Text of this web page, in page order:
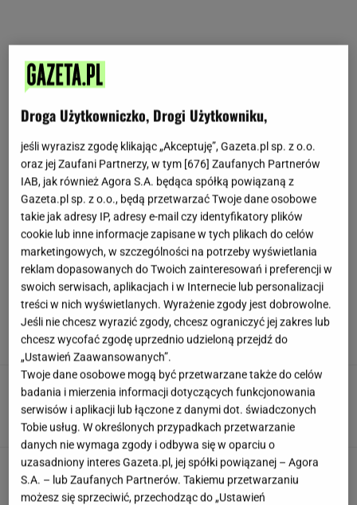
Syn Stanisława Soyki o ostatnich chwilach
ojca. "Nie było z nim nikogo"
Polka przestrzegano, by nie mówił o chorobie.
"Jestem po przeszczepie"
Wybraliśmy kadry z 15 polskich filmów.
Rozpoznasz tytuły tych produkcji?
Droga Użytkowniczko, Drogi Użytkowniku,
jeśli wyrazisz zgodę klikając „Akceptuję”, Gazeta.pl sp. z o.o.
oraz jej Zaufani Partnerzy, w tym [676] Zaufanych Partnerów
IAB, jak również Agora S.A. będąca spółką powiązaną z
Gazeta.pl sp. z o.o., będą przetwarzać Twoje dane osobowe
takie jak adresy IP, adresy e-mail czy identyfikatory plików
cookie lub inne informacje zapisane w tych plikach do celów
marketingowych, w szczególności na potrzeby wyświetlania
reklam dopasowanych do Twoich zainteresowań i preferencji w
swoich serwisach, aplikacjach i w Internecie lub personalizacji
treści w nich wyświetlanych. Wyrażenie zgody jest dobrowolne.
Jeśli nie chcesz wyrazić zgody, chcesz ograniczyć jej zakres lub
chcesz wycofać zgodę uprzednio udzieloną przejdź do
„Ustawień Zaawansowanych”.
Twoje dane osobowe mogą być przetwarzane także do celów
badania i mierzenia informacji dotyczących funkcjonowania
serwisów i aplikacji lub łączone z danymi dot. świadczonych
Tobie usług. W określonych przypadkach przetwarzanie
danych nie wymaga zgody i odbywa się w oparciu o
uzasadniony interes Gazeta.pl, jej spółki powiązanej – Agora
S.A. – lub Zaufanych Partnerów. Takiemu przetwarzaniu
możesz się sprzeciwić, przechodząc do „Ustawień